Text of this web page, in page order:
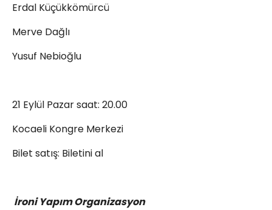
Erdal Küçükkömürcü
Merve Dağlı
Yusuf Nebioğlu
21 Eylül Pazar saat: 20.00
Kocaeli Kongre Merkezi
Bilet satış: Biletini al
İroni Yapım Organizasyon